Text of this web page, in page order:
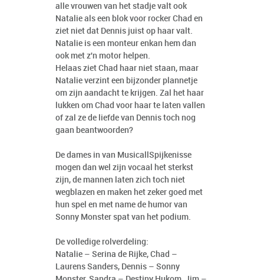
alle vrouwen van het stadje valt ook
Natalie als een blok voor rocker Chad en
ziet niet dat Dennis juist op haar valt.
Natalie is een monteur enkan hem dan
ook met z'n motor helpen.
Helaas ziet Chad haar niet staan, maar
Natalie verzint een bijzonder plannetje
om zijn aandacht te krijgen. Zal het haar
lukken om Chad voor haar te laten vallen
of zal ze de liefde van Dennis toch nog
gaan beantwoorden?
De dames in van MusicallSpijkenisse
mogen dan wel zijn vocaal het sterkst
zijn, de mannen laten zich toch niet
wegblazen en maken het zeker goed met
hun spel en met name de humor van
Sonny Monster spat van het podium.
De volledige rolverdeling:
Natalie – Serina de Rijke, Chad –
Laurens Sanders, Dennis – Sonny